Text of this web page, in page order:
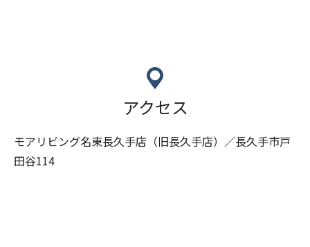
アクセス
モアリビング名東長久手店（旧長久手店）／長久手市戸
田谷114